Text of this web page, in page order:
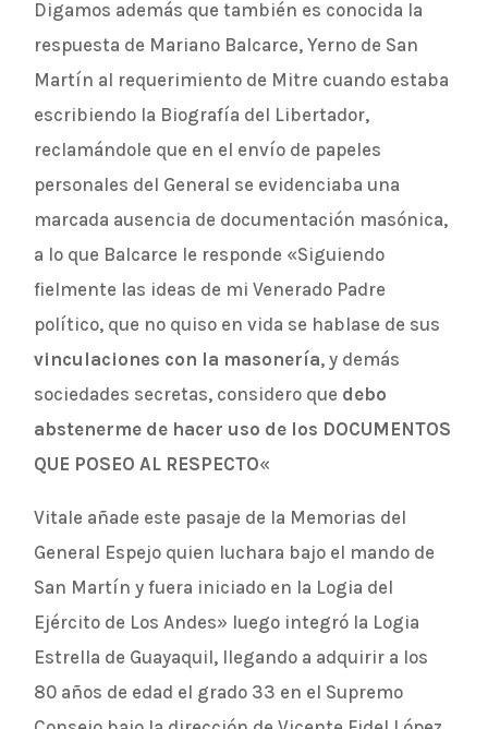
Digamos además que también es conocida la
respuesta de Mariano Balcarce, Yerno de San
Martín al requerimiento de Mitre cuando estaba
escribiendo la Biografía del Libertador,
reclamándole que en el envío de papeles
personales del General se evidenciaba una
marcada ausencia de documentación masónica,
a lo que Balcarce le responde «Siguiendo
fielmente las ideas de mi Venerado Padre
político, que no quiso en vida se hablase de sus
vinculaciones con la masonería, y demás
sociedades secretas, considero que debo
abstenerme de hacer uso de los DOCUMENTOS
QUE POSEO AL RESPECTO«
Vitale añade este pasaje de la Memorias del
General Espejo quien luchara bajo el mando de
San Martín y fuera iniciado en la Logia del
Ejército de Los Andes» luego integró la Logia
Estrella de Guayaquil, llegando a adquirir a los
80 años de edad el grado 33 en el Supremo